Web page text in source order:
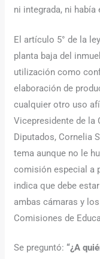
ni integrada, ni había
El artículo 5° de la
planta baja del
utilización como
elaboración de
cualquier otro uso
Vicepresidente de la
Diputados, Cornelia
tema aunque no le
comisión especial a
indica que debe
ambas cámaras y
Comisiones de
Se preguntó:“¿A